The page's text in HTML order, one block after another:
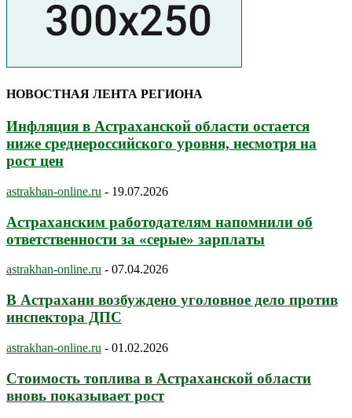
НОВОСТНАЯ ЛЕНТА РЕГИОНА
Инфляция в Астраханской области остается
ниже среднероссийского уровня, несмотря на
рост цен
astrakhan-online.ru - 19.07.2026
Астраханским работодателям напомнили об
ответственности за «серые» зарплаты
astrakhan-online.ru - 07.04.2026
В Астрахани возбуждено уголовное дело против
инспектора ДПС
astrakhan-online.ru - 01.02.2026
Стоимость топлива в Астраханской области
вновь показывает рост